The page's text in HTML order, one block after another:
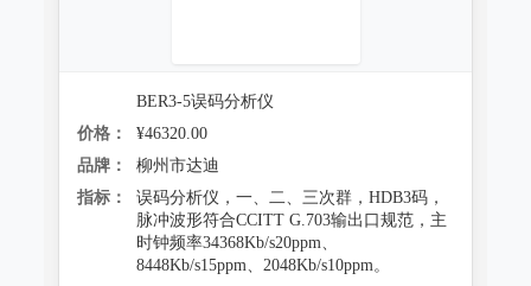
BER3-5误码分析仪
价格：
¥46320.00
品牌：
柳州市达迪
指标：
误码分析仪，一、二、三次群，HDB3码，
脉冲波形符合CCITT G.703输出口规范，主
时钟频率34368Kb/s20ppm、
8448Kb/s15ppm、2048Kb/s10ppm。